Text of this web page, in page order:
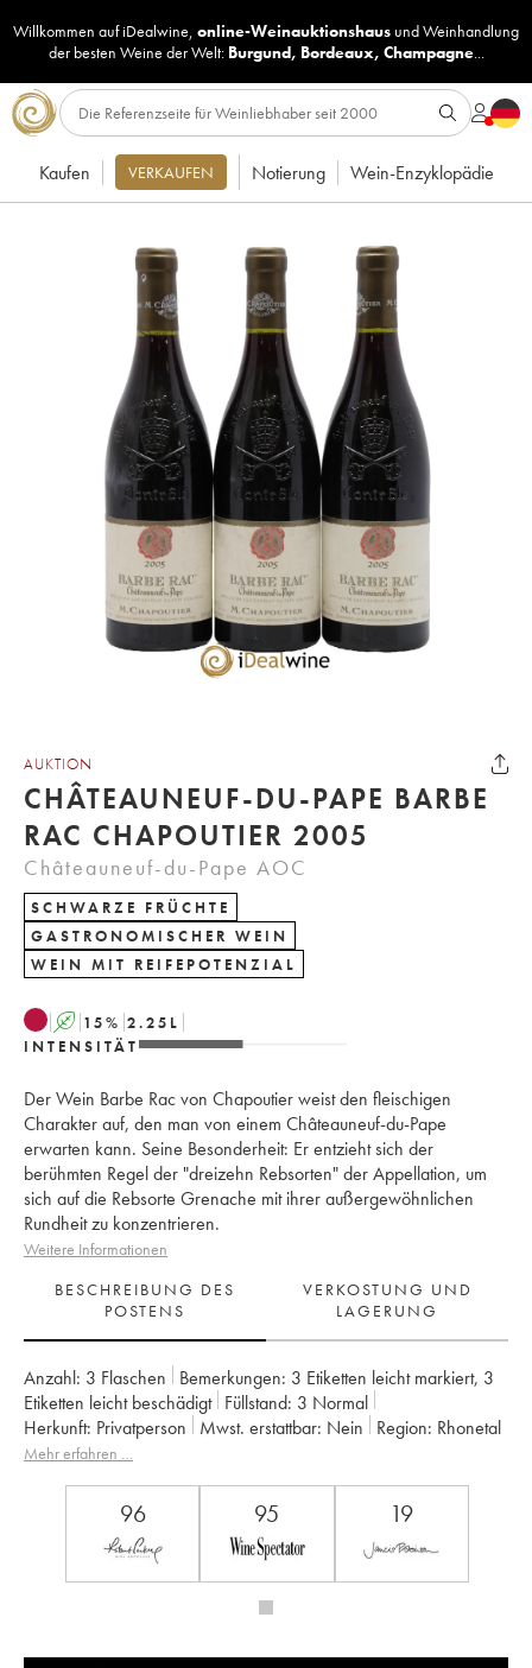
Willkommen auf iDealwine, online-Weinauktionshaus undWeinhandlung
der besten Weine der Welt: Burgund, Bordeaux, Champagne...
Kaufen VERKAUFEN Notierung Wein-Enzyklopädie
AUKTION
CHÂTEAUNEUF-DU-PAPE BARBE
RAC CHAPOUTIER 2005
Châteauneuf-du-Pape AOC
SCHWARZE FRÜCHTE
GASTRONOMISCHER WEIN
WEIN MIT REIFEPOTENZIAL
A 15% 2.25 L
INTENSITÄT
Der Wein Barbe Rac von Chapoutier weist den fleischigen
Charakter auf, den man von einem Châteauneuf-du-Pape
erwarten kann. Seine Besonderheit: Er entzieht sich der
berühmten Regel der "dreizehn Rebsorten" der Appellation, um
sich auf die Rebsorte Grenache mit ihrer außergewöhnlichen
Rundheit zu konzentrieren.
Weitere Informationen
BESCHREIBUNG DES
POSTENS
VERKOSTUNG UND
LAGERUNG
Anzahl: 3 Flaschen Bemerkungen: 3 Etiketten leicht markiert, 3
Etiketten leicht beschädigt Füllstand: 3 Normal
Herkunft:
privatperson Mwst. erstattbar: nein Region:
Rhonetal
Appellation:
Mehr erfahren …
96 95 19